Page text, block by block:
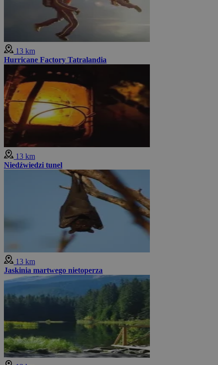
13 km
Hurricane Factory Tatralandia
13 km
Niedźwiedzi tunel
13 km
Jaskinia martwego nietoperza